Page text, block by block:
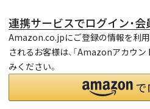
連携サービスでログイン・
Amazon.co.jpにご登録の情報を利
されるお客様は、「Amazonアカウ
みください。